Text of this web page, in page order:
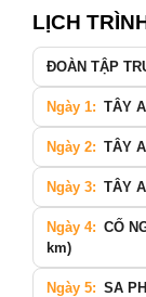
LỊCH
ĐOÀN TẬP
Ngày 1: TÂY
Ngày 2: TÂY
Ngày 3: TÂY
Ngày 4: CỐ
km)
Ngày 5: SA